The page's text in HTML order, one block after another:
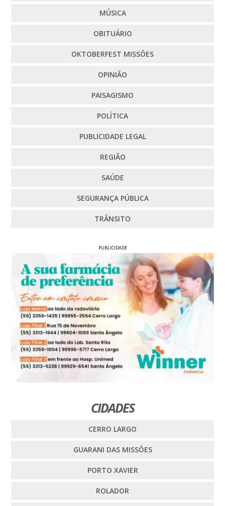
MÚSICA
OBITUÁRIO
OKTOBERFEST MISSÕES
OPINIÃO
PAISAGISMO
POLÍTICA
PUBLICIDADE LEGAL
REGIÃO
SAÚDE
SEGURANÇA PÚBLICA
TRÂNSITO
PUBLICIDADE
CIDADES
CERRO LARGO
GUARANI DAS MISSÕES
PORTO XAVIER
ROLADOR